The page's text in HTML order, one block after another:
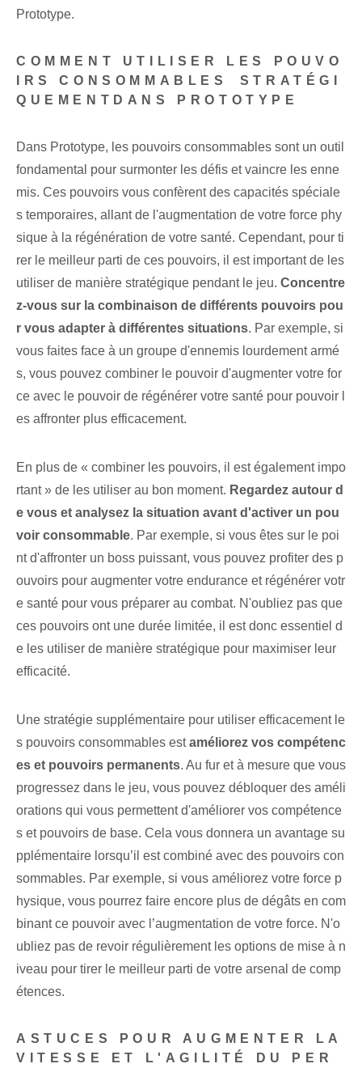
Prototype.
COMMENT UTILISER LES POUVO
IRS CONSOMMABLES ⁤STRATÉGI
QUEMENT‌DANS PROTOTYPE
Dans⁢ Prototype, les pouvoirs consommables⁣ sont⁣ un outil
fondamental pour surmonter les défis et vaincre les enne
mis. Ces pouvoirs vous confèrent des capacités spéciale
s temporaires, allant de l'augmentation de votre force phy
sique à la régénération de votre santé. Cependant, pour ti
rer le meilleur parti de ces pouvoirs, il est important de les
utiliser de manière stratégique pendant le jeu. Concentre
z-vous sur la combinaison de différents pouvoirs pou
r vous adapter à différentes situations. Par exemple, si
vous faites face à un groupe d'ennemis lourdement armé
s, vous pouvez combiner le pouvoir d'augmenter votre for
ce avec le pouvoir de régénérer votre santé pour pouvoir l
es affronter plus efficacement.
En plus de « combiner les pouvoirs, il est également impo
rtant » de les utiliser au bon moment. Regardez autour d
e vous et analysez la situation avant d'activer un pou
voir consommable. Par exemple, si vous êtes sur le poi
nt d'affronter un boss puissant, vous pouvez profiter des p
ouvoirs pour augmenter votre endurance et régénérer votr
e santé pour vous préparer au combat. N'oubliez pas que
ces pouvoirs ont une durée limitée, il est donc essentiel d
e les utiliser de manière stratégique pour maximiser leur
efficacité.
Une ‍stratégie​ supplémentaire pour‌ utiliser efficacement le
s pouvoirs consommables​ estaméliorez vos compétenc
es et pouvoirs permanents. Au fur et à mesure que vous
progressez dans le jeu, vous pouvez débloquer des améli
orations qui vous permettent d'améliorer vos compétence
s et pouvoirs de base. Cela vous donnera ‌un avantage su
pplémentaire lorsqu’il est combiné avec⁤ des pouvoirs con
sommables. Par exemple, si vous améliorez votre force p
hysique, vous pourrez faire encore plus de dégâts en com
binant ce pouvoir avec l’augmentation de votre force. N'o
ubliez pas de revoir régulièrement les options de mise à n
iveau pour tirer le meilleur parti de votre arsenal de comp
étences.
ASTUCES POUR AUGMENTER LA
VITESSE ET L'AGILITÉ DU PER